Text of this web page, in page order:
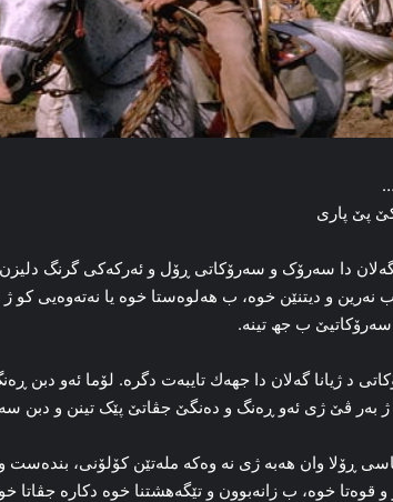
پێ پاری
گه‌لان دا سه‌رۆک و سه‌رۆکاتی ڕۆل و ئه‌رکه‌کی گرنگ
و دیتنێن خوه‌، ب هه‌لوه‌ستا خوه‌ یا نه‌ته‌وه‌یی کو ژ
سه‌رۆکاتیێ ب جھ تینە.
د ژیانا گه‌لان دا جهه‌ك تایبه‌ت دگره‌. لۆما ئه‌و دبن
ژ به‌ر ڤێ ژی ئه‌و ڕه‌نگ و ده‌نگێ جڤاتێ پێک تینن و دبن
ڕۆلا وان هه‌به‌ ژی نه‌ وه‌که‌ مله‌تێن کۆلۆنی، بنده‌ست
خوه‌، ب زانه‌بوون و تێگەهشتنا خوه‌ دکاره‌ جڤاتا